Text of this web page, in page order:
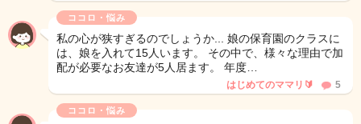
ココロ・悩み
私の心が狭すぎるのでしょうか... 娘の保育園のクラスに
は、娘を入れて15人います。 その中で、様々な理由で加
配が必要なお友達が5人居ます。 年度…
はじめてのママリ🔰 5
ココロ・悩み